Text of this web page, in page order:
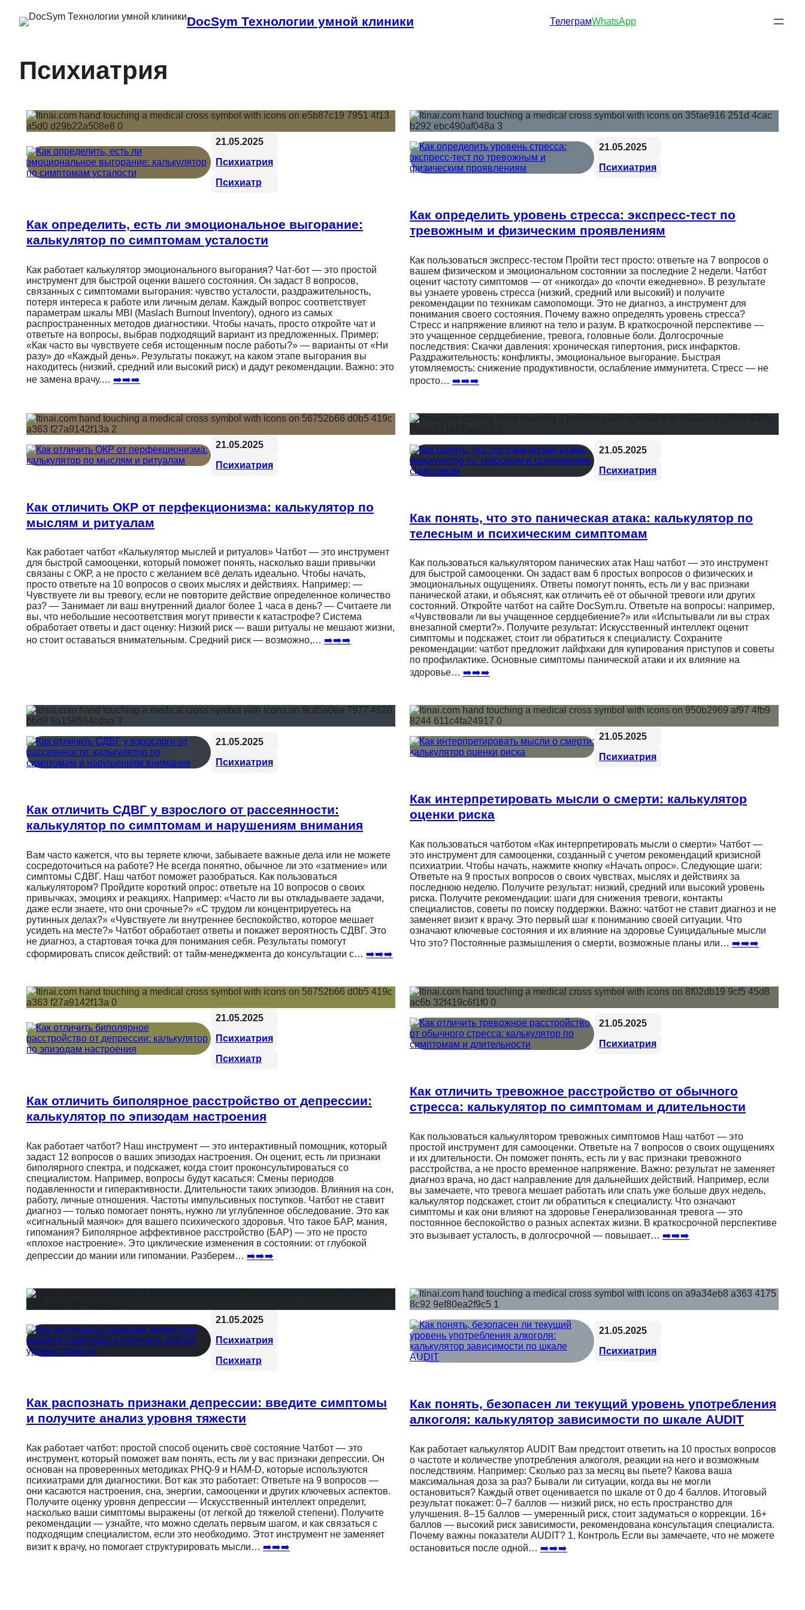
DocSym Технологии умной клиники ТелеграмWhatsApp
Психиатрия
21.05.2025
Психиатрия
Психиатр
Как определить, есть ли эмоциональное выгорание:
калькулятор по симптомам усталости
Как работает калькулятор эмоционального выгорания? Чат-бот — это простой
инструмент для быстрой оценки вашего состояния. Он задаст 8 вопросов,
связанных с симптомами выгорания: чувство усталости, раздражительность,
потеря интереса к работе или личным делам. Каждый вопрос соответствует
параметрам шкалы MBI (Maslach Burnout Inventory), одного из самых
распространенных методов диагностики. Чтобы начать, просто откройте чат и
ответьте на вопросы, выбрав подходящий вариант из предложенных. Пример:
«Как часто вы чувствуете себя истощенным после работы?» — варианты от «Ни
разу» до «Каждый день». Результаты покажут, на каком этапе выгорания вы
находитесь (низкий, средний или высокий риск) и дадут рекомендации. Важно: это
не замена врачу.… ➡️➡️➡️
21.05.2025
Психиатрия
Как определить уровень стресса: экспресс-тест по
тревожным и физическим проявлениям
Как пользоваться экспресс-тестом Пройти тест просто: ответьте на 7 вопросов о
вашем физическом и эмоциональном состоянии за последние 2 недели. Чатбот
оценит частоту симптомов — от «никогда» до «почти ежедневно». В результате
вы узнаете уровень стресса (низкий, средний или высокий) и получите
рекомендации по техникам самопомощи. Это не диагноз, а инструмент для
понимания своего состояния. Почему важно определять уровень стресса?
Стресс и напряжение влияют на тело и разум. В краткосрочной перспективе —
это учащенное сердцебиение, тревога, головные боли. Долгосрочные
последствия: Скачки давления: хроническая гипертония, риск инфарктов.
Раздражительность: конфликты, эмоциональное выгорание. Быстрая
утомляемость: снижение продуктивности, ослабление иммунитета. Стресс — не
просто… ➡️➡️➡️
21.05.2025
Психиатрия
Как отличить ОКР от перфекционизма: калькулятор по
мыслям и ритуалам
Как работает чатбот «Калькулятор мыслей и ритуалов» Чатбот — это инструмент
для быстрой самооценки, который поможет понять, насколько ваши привычки
связаны с ОКР, а не просто с желанием всё делать идеально. Чтобы начать,
просто ответьте на 10 вопросов о своих мыслях и действиях. Например: —
Чувствуете ли вы тревогу, если не повторите действие определенное количество
раз? — Занимает ли ваш внутренний диалог более 1 часа в день? — Считаете ли
вы, что небольшие несоответствия могут привести к катастрофе? Система
обработает ответы и даст оценку: Низкий риск — ваши ритуалы не мешают жизни,
но стоит оставаться внимательным. Средний риск — возможно,… ➡️➡️➡️
21.05.2025
Психиатрия
Как понять, что это паническая атака: калькулятор по
телесным и психическим симптомам
Как пользоваться калькулятором панических атак Наш чатбот — это инструмент
для быстрой самооценки. Он задаст вам 6 простых вопросов о физических и
эмоциональных ощущениях. Ответы помогут понять, есть ли у вас признаки
панической атаки, и объяснят, как отличить её от обычной тревоги или других
состояний. Откройте чатбот на сайте DocSym.ru. Ответьте на вопросы: например,
«Чувствовали ли вы учащенное сердцебиение?» или «Испытывали ли вы страх
внезапной смерти?». Получите результат: Искусственный интеллект оценит
симптомы и подскажет, стоит ли обратиться к специалисту. Сохраните
рекомендации: чатбот предложит лайфхаки для купирования приступов и советы
по профилактике. Основные симптомы панической атаки и их влияние на
здоровье… ➡️➡️➡️
21.05.2025
Психиатрия
Как отличить СДВГ у взрослого от рассеянности:
калькулятор по симптомам и нарушениям внимания
Вам часто кажется, что вы теряете ключи, забываете важные дела или не можете
сосредоточиться на работе? Не всегда понятно, обычное ли это «затмение» или
симптомы СДВГ. Наш чатбот поможет разобраться. Как пользоваться
калькулятором? Пройдите короткий опрос: ответьте на 10 вопросов о своих
привычках, эмоциях и реакциях. Например: «Часто ли вы откладываете задачи,
даже если знаете, что они срочные?» «С трудом ли концентрируетесь на
рутинных делах?» «Чувствуете ли внутреннее беспокойство, которое мешает
усидеть на месте?» Чатбот обработает ответы и покажет вероятность СДВГ. Это
не диагноз, а стартовая точка для понимания себя. Результаты помогут
сформировать список действий: от тайм-менеджмента до консультации с… ➡️➡️➡️
21.05.2025
Психиатрия
Как интерпретировать мысли о смерти: калькулятор
оценки риска
Как пользоваться чатботом «Как интерпретировать мысли о смерти» Чатбот —
это инструмент для самооценки, созданный с учетом рекомендаций кризисной
психиатрии. Чтобы начать, нажмите кнопку «Начать опрос». Следующие шаги:
Ответьте на 9 простых вопросов о своих чувствах, мыслях и действиях за
последнюю неделю. Получите результат: низкий, средний или высокий уровень
риска. Получите рекомендации: шаги для снижения тревоги, контакты
специалистов, советы по поиску поддержки. Важно: чатбот не ставит диагноз и не
заменяет визит к врачу. Это первый шаг к пониманию своей ситуации. Что
означают ключевые состояния и их влияние на здоровье Суицидальные мысли
Что это? Постоянные размышления о смерти, возможные планы или… ➡️➡️➡️
21.05.2025
Психиатрия
Психиатр
Как отличить биполярное расстройство от депрессии:
калькулятор по эпизодам настроения
Как работает чатбот? Наш инструмент — это интерактивный помощник, который
задаст 12 вопросов о ваших эпизодах настроения. Он оценит, есть ли признаки
биполярного спектра, и подскажет, когда стоит проконсультироваться со
специалистом. Например, вопросы будут касаться: Смены периодов
подавленности и гиперактивности. Длительности таких эпизодов. Влияния на сон,
работу, личные отношения. Частоты импульсивных поступков. Чатбот не ставит
диагноз — только помогает понять, нужно ли углубленное обследование. Это как
«сигнальный маячок» для вашего психического здоровья. Что такое БАР, мания,
гипомания? Биполярное аффективное расстройство (БАР) — это не просто
«плохое настроение». Это циклические изменения в состоянии: от глубокой
депрессии до мании или гипомании. Разберем… ➡️➡️➡️
21.05.2025
Психиатрия
Как отличить тревожное расстройство от обычного
стресса: калькулятор по симптомам и длительности
Как пользоваться калькулятором тревожных симптомов Наш чатбот — это
простой инструмент для самооценки. Ответьте на 7 вопросов о своих ощущениях
и их длительности. Он поможет понять, есть ли у вас признаки тревожного
расстройства, а не просто временное напряжение. Важно: результат не заменяет
диагноз врача, но даст направление для дальнейших действий. Например, если
вы замечаете, что тревога мешает работать или спать уже больше двух недель,
калькулятор подскажет, стоит ли обратиться к специалисту. Что означают
симптомы и как они влияют на здоровье Генерализованная тревога — это
постоянное беспокойство о разных аспектах жизни. В краткосрочной перспективе
это вызывает усталость, в долгосрочной — повышает… ➡️➡️➡️
21.05.2025
Психиатрия
Психиатр
Как распознать признаки депрессии: введите симптомы
и получите анализ уровня тяжести
Как работает чатбот: простой способ оценить своё состояние Чатбот — это
инструмент, который поможет вам понять, есть ли у вас признаки депрессии. Он
основан на проверенных методиках PHQ-9 и HAM-D, которые используются
психиатрами для диагностики. Вот как это работает: Ответьте на 9 вопросов —
они касаются настроения, сна, энергии, самооценки и других ключевых аспектов.
Получите оценку уровня депрессии — Искусственный интеллект определит,
насколько ваши симптомы выражены (от легкой до тяжелой степени). Получите
рекомендации — узнайте, что можно сделать первым шагом, и как связаться с
подходящим специалистом, если это необходимо. Этот инструмент не заменяет
визит к врачу, но помогает структурировать мысли… ➡️➡️➡️
21.05.2025
Психиатрия
Как понять, безопасен ли текущий уровень употребления
алкоголя: калькулятор зависимости по шкале AUDIT
Как работает калькулятор AUDIT Вам предстоит ответить на 10 простых вопросов
о частоте и количестве употребления алкоголя, реакции на него и возможным
последствиям. Например: Сколько раз за месяц вы пьете? Какова ваша
максимальная доза за раз? Бывали ли ситуации, когда вы не могли
остановиться? Каждый ответ оценивается по шкале от 0 до 4 баллов. Итоговый
результат покажет: 0–7 баллов — низкий риск, но есть пространство для
улучшения. 8–15 баллов — умеренный риск, стоит задуматься о коррекции. 16+
баллов — высокий риск зависимости, рекомендована консультация специалиста.
Почему важны показатели AUDIT? 1. Контроль Если вы замечаете, что не можете
остановиться после одной… ➡️➡️➡️